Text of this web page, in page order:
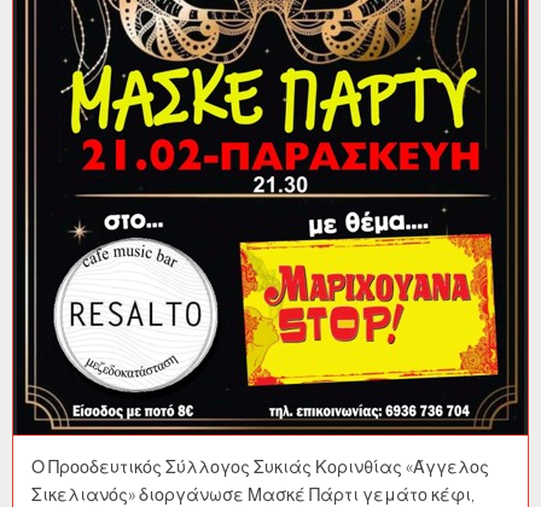
Ο Προοδευτικός Σύλλογος Συκιάς Κορινθίας «Άγγελος
Σικελιανός» διοργάνωσε Μασκέ Πάρτι γεμάτο κέφι,